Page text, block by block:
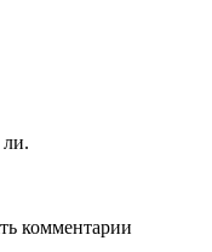
ли.
комментарии